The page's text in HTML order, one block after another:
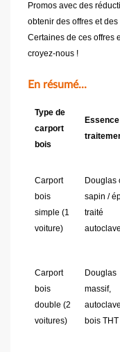
Promos avec des
obtenir des offres et
Certaines de ces offres
croyez-nous !
En résumé...
Type de
carport
bois
Carport
bois
simple (1
voiture)
Douglas
sapin /
traité
autoclave
Carport
bois
double (2
voitures)
Douglas
massif,
bois THT